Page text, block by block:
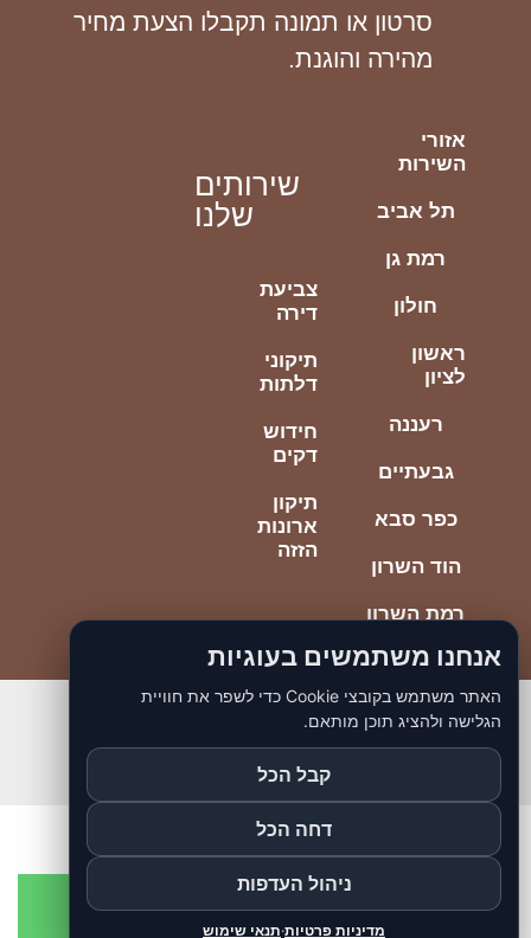
סרטון או תמונה תקבלו הצעת מחיר
מהירה והוגנת.
אזורי
השירות
תל אביב
רמת גן
חולון
ראשון
לציון
רעננה
גבעתיים
כפר סבא
הוד השרון
רמת השרון
שירותים
שלנו
צביעת
דירה
תיקוני
דלתות
חידוש
דקים
תיקון
ארונות
הזזה
© כל הזכויות ליוסי הנדימן הכי טוב
אנחנו משתמשים בעוגיות
האתר משתמש בקובצי Cookie כדי לשפר את חוויית
הגלישה ולהציג תוכן מותאם.
קבל הכל
דחה הכל
ניהול העדפות
מדיניות פרטיות·תנאי שימוש